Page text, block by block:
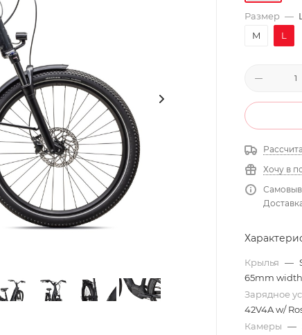
Размер — L
M
L
Хочу в
Крылья —
65mm
Зарядное
42V4A w/
Камеры —